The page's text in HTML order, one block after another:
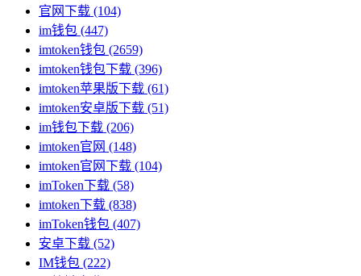
官网下载 (104)
im钱包 (447)
imtoken钱包 (2659)
imtoken钱包下载 (396)
imtoken苹果版下载 (61)
imtoken安卓版下载 (51)
im钱包下载 (206)
imtoken官网 (148)
imtoken官网下载 (104)
imToken下载 (58)
imtoken下载 (838)
imToken钱包 (407)
安卓下载 (52)
IM钱包 (222)